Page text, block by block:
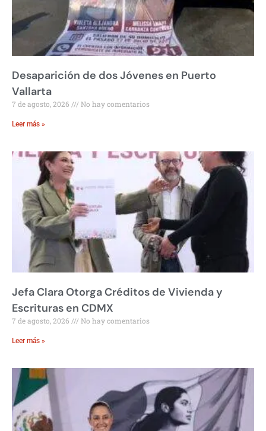
Desaparición de dos Jóvenes en Puerto
Vallarta
7 de agosto, 2026 No hay comentarios
Leer más »
Jefa Clara Otorga Créditos de Vivienda y
Escrituras en CDMX
7 de agosto, 2026 No hay comentarios
Leer más »